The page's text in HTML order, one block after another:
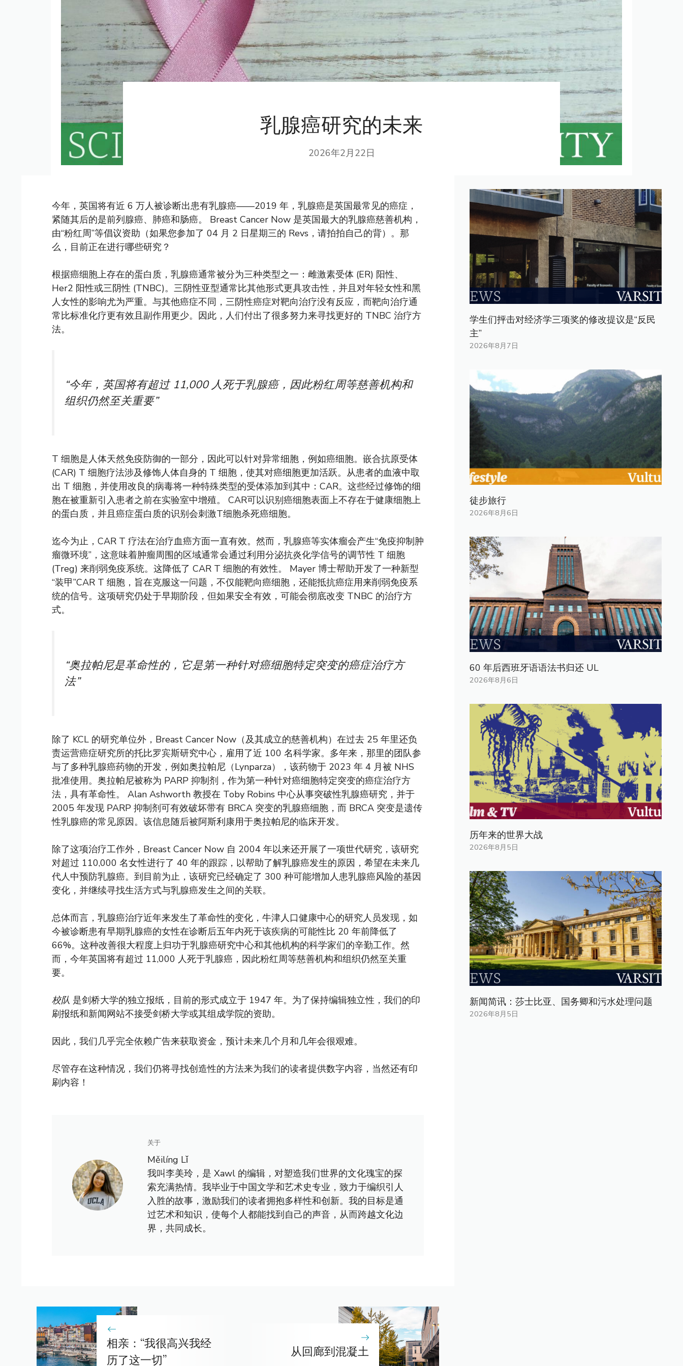
乳腺癌研究的未来
2026年2月22日
今年，英国将有近 6 万人被诊断出患有乳腺癌——2019 年，乳腺癌是英国最常见的癌症，
紧随其后的是前列腺癌、肺癌和肠癌。 Breast Cancer Now 是英国最大的乳腺癌慈善机构，
由“粉红周”等倡议资助（如果您参加了 04 月 2 日星期三的 Revs，请拍拍自己的背）。那
么，目前正在进行哪些研究？
根据癌细胞上存在的蛋白质，乳腺癌通常被分为三种类型之一：雌激素受体 (ER) 阳性、
Her2 阳性或三阴性 (TNBC)。三阴性亚型通常比其他形式更具攻击性，并且对年轻女性和黑
人女性的影响尤为严重。与其他癌症不同，三阴性癌症对靶向治疗没有反应，而靶向治疗通
常比标准化疗更有效且副作用更少。因此，人们付出了很多努力来寻找更好的 TNBC 治疗方
法。
“今年，英国将有超过 11,000 人死于乳腺癌，因此粉红周等慈善机构和
组织仍然至关重要”
T 细胞是人体天然免疫防御的一部分，因此可以针对异常细胞，例如癌细胞。嵌合抗原受体
(CAR) T 细胞疗法涉及修饰人体自身的 T 细胞，使其对癌细胞更加活跃。从患者的血液中取
出 T 细胞，并使用改良的病毒将一种特殊类型的受体添加到其中：CAR。这些经过修饰的细
胞在被重新引入患者之前在实验室中增殖。 CAR可以识别癌细胞表面上不存在于健康细胞上
的蛋白质，并且癌症蛋白质的识别会刺激T细胞杀死癌细胞。
迄今为止，CAR T 疗法在治疗血癌方面一直有效。然而，乳腺癌等实体瘤会产生“免疫抑制肿
瘤微环境”，这意味着肿瘤周围的区域通常会通过利用分泌抗炎化学信号的调节性 T 细胞
(Treg) 来削弱免疫系统。这降低了 CAR T 细胞的有效性。 Mayer 博士帮助开发了一种新型
“装甲”CAR T 细胞，旨在克服这一问题，不仅能靶向癌细胞，还能抵抗癌症用来削弱免疫系
统的信号。这项研究仍处于早期阶段，但如果安全有效，可能会彻底改变 TNBC 的治疗方
式。
“奥拉帕尼是革命性的，它是第一种针对癌细胞特定突变的癌症治疗方
法”
除了 KCL 的研究单位外，Breast Cancer Now（及其成立的慈善机构）在过去 25 年里还负
责运营癌症研究所的托比罗宾斯研究中心，雇用了近 100 名科学家。多年来，那里的团队参
与了多种乳腺癌药物的开发，例如奥拉帕尼（Lynparza），该药物于 2023 年 4 月被 NHS
批准使用。奥拉帕尼被称为 PARP 抑制剂，作为第一种针对癌细胞特定突变的癌症治疗方
法，具有革命性。 Alan Ashworth 教授在 Toby Robins 中心从事突破性乳腺癌研究，并于
2005 年发现 PARP 抑制剂可有效破坏带有 BRCA 突变的乳腺癌细胞，而 BRCA 突变是遗传
性乳腺癌的常见原因。该信息随后被阿斯利康用于奥拉帕尼的临床开发。
除了这项治疗工作外，Breast Cancer Now 自 2004 年以来还开展了一项世代研究，该研究
对超过 110,000 名女性进行了 40 年的跟踪，以帮助了解乳腺癌发生的原因，希望在未来几
代人中预防乳腺癌。到目前为止，该研究已经确定了 300 种可能增加人患乳腺癌风险的基因
变化，并继续寻找生活方式与乳腺癌发生之间的关联。
总体而言，乳腺癌治疗近年来发生了革命性的变化，牛津人口健康中心的研究人员发现，如
今被诊断患有早期乳腺癌的女性在诊断后五年内死于该疾病的可能性比 20 年前降低了
66%。这种改善很大程度上归功于乳腺癌研究中心和其他机构的科学家们的辛勤工作。然
而，今年英国将有超过 11,000 人死于乳腺癌，因此粉红周等慈善机构和组织仍然至关重
要。
校队 是剑桥大学的独立报纸，目前的形式成立于 1947 年。为了保持编辑独立性，我们的印
刷报纸和新闻网站不接受剑桥大学或其组成学院的资助。
因此，我们几乎完全依赖广告来获取资金，预计未来几个月和几年会很艰难。
尽管存在这种情况，我们仍将寻找创造性的方法来为我们的读者提供数字内容，当然还有印
刷内容！
关于
Měilíng Lǐ
我叫李美玲，是 Xawl 的编辑，对塑造我们世界的文化瑰宝的探
索充满热情。我毕业于中国文学和艺术史专业，致力于编织引人
入胜的故事，激励我们的读者拥抱多样性和创新。我的目标是通
过艺术和知识，使每个人都能找到自己的声音，从而跨越文化边
界，共同成长。
相亲：“我很高兴我经
历了这一切”
从回廊到混凝土
学生们抨击对经济学三项奖的修改提议是“反民
主”
2026年8月7日
徒步旅行
2026年8月6日
60 年后西班牙语语法书归还 UL
2026年8月6日
历年来的世界大战
2026年8月5日
新闻简讯：莎士比亚、国务卿和污水处理问题
2026年8月5日